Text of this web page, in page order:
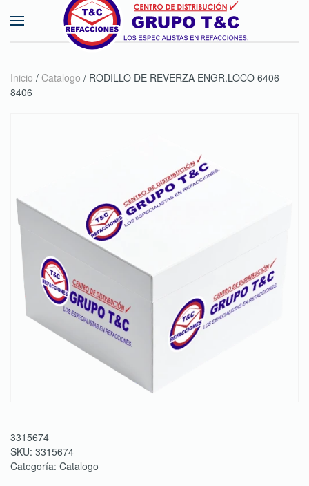
Skip to main content
Inicio / Catalogo / RODILLO DE REVERZA ENGR.LOCO 6406
8406
3315674
SKU: 3315674
Categoría: Catalogo